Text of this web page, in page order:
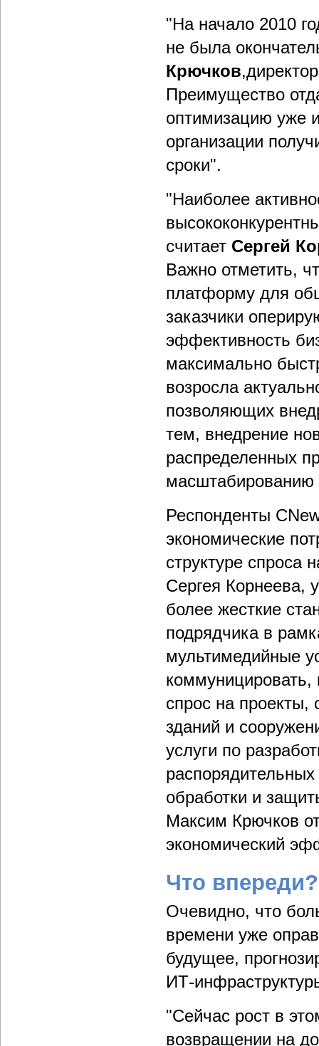
"На начало 2010
не была
Крючков
Преимущество
оптимизацию уже
организации
сроки".
"Наиболее
считает Сергей
Важно отметить,
платформу для
заказчики
эффективность
максимально
возросла
позволяющих
тем, внедрение
распределенных
Респонденты
экономические
структуре спроса
Сергея Корнеева,
более жесткие
подрядчика в
мультимедийные
коммуницировать,
спрос на проекты,
зданий и
услуги по
обработки и
Максим Крючков
экономический
Что впереди?
Очевидно, что
времени уже
будущее,
ИТ-
"Сейчас рост в
возвращении на